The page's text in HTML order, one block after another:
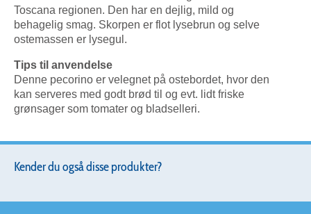
Toscana regionen. Den har en dejlig, mild og
behagelig smag. Skorpen er flot lysebrun og selve
ostemassen er lysegul.
Tips til anvendelse
Denne pecorino er velegnet på ostebordet, hvor den
kan serveres med godt brød til og evt. lidt friske
grønsager som tomater og bladselleri.
Kender du også disse produkter?